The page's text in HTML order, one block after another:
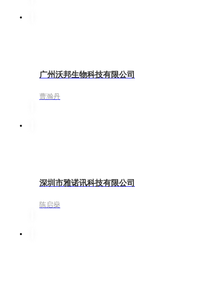
广州沃邦生物科技有限公司
曹瀚丹
深圳市雅诺讯科技有限公司
陈启燊